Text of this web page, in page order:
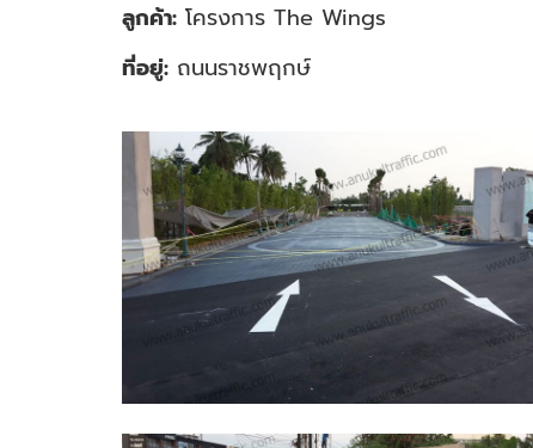
ลูกค้า: โครงการ The Wings
ที่อยู่: ถนนราชพฤกษ์